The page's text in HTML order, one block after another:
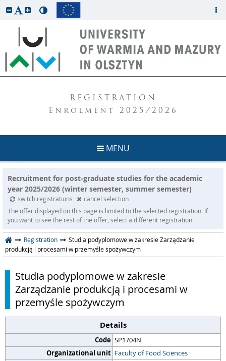
REGISTRATION
Enrolment 2025/2026
MENU
Recruitment for post-graduate studies for the academic
year 2025/2026 (winter semester, summer semester)
switch registrations
cancel selection
The offer displayed on this page is limited to the selected registration. If
you want to see the rest of the offer, select a different registration.
Registration
Studia podyplomowe w zakresie Zarządzanie
produkcją i procesami w przemyśle spożywczym
Studia podyplomowe w zakresie
Zarządzanie produkcją i procesami w
przemyśle spożywczym
Details
Code SP1704N
Organizational unit Faculty of Food Sciences